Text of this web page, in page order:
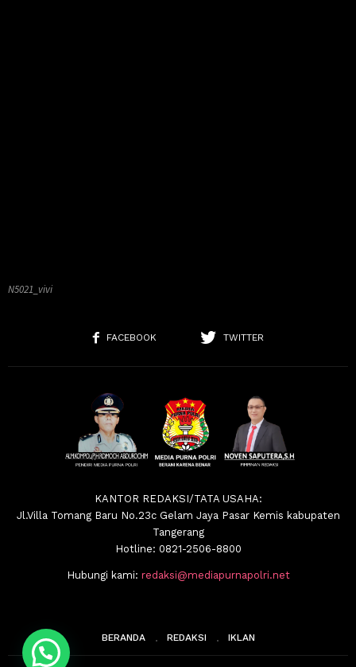
N5021_vivi
FACEBOOK TWITTER
KANTOR REDAKSI/TATA USAHA:
Jl.Villa Tomang Baru No.23c Gelam Jaya Pasar Kemis kabupaten
Tangerang
Hotline: 0821-2506-8800
Hubungi kami: redaksi@mediapurnapolri.net
BERANDA REDAKSI IKLAN